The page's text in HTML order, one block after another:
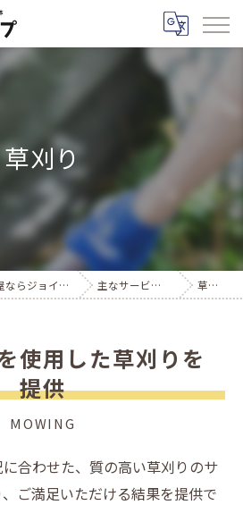
草刈り
長野県山ノ内町の便利屋ならジョイ・アップ 主なサービス紹介 草刈り
使用した草刈りを
提供
MOWING
合わせた、質の高い草刈りのサ
ご満足いただける結果を提供で